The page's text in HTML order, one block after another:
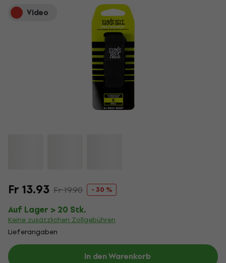
Video
Fr 13.93 Fr 19.90 - 30 %
Auf Lager > 20 Stk.
Keine zusätzlichen Zollgebühren
Lieferangaben
In den Warenkorb